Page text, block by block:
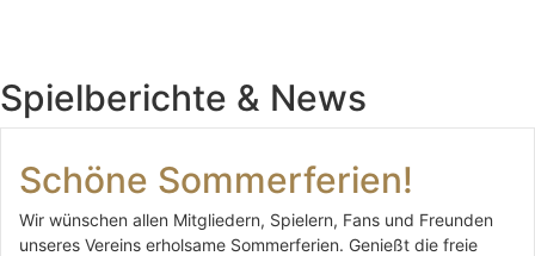
Spielberichte & News
Schöne Sommerferien!
Wir wünschen allen Mitgliedern, Spielern, Fans und Freunden
unseres Vereins erholsame Sommerferien. Genießt die freie